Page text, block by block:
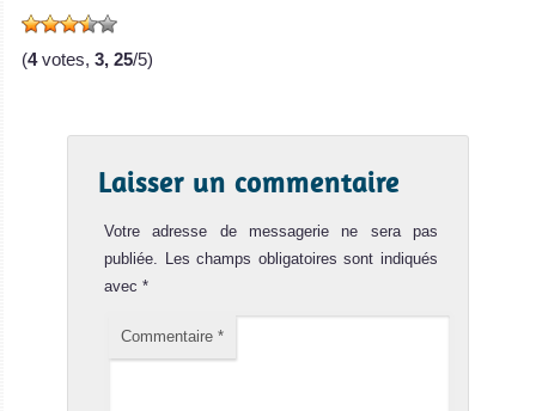
(4votes, 3, 25/5)
Laisser un commentaire
Votre adresse de messagerie ne sera pas
publiée. Les champs obligatoires sont indiqués
avec*
Commentaire*